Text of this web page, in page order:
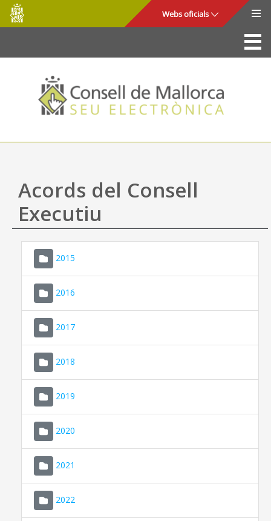
Salta al contingut principal
Consell
de
Mallorca
Webs oficials
La Seu
Consell de Mallorca
Accés i seguretat
Utilitats
Ajuda
Acords del Consell
Executiu
2015
2016
2017
2018
2019
2020
2021
2022